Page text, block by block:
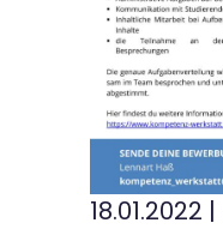
Über uns
Kontakt
18.01.2022 |